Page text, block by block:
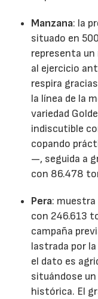
Manzana: la
situado en
representa
al ejercicio
respira
la línea de la
variedad
indiscutible
copando
—, seguida a
con 86.478
Pera:
con 246.613
campaña
lastrada por
el dato es
situándose un
histórica. El